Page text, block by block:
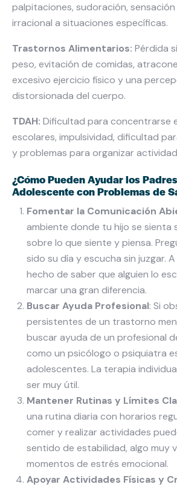
palpitaciones, sudoración,
irracional a situaciones específicas.
Trastornos Alimentarios: Pérdida
peso, evitación de comidas,
excesivo ejercicio físico y una
distorsionada del cuerpo.
TDAH: Dificultad para concentrarse
escolares, impulsividad, dificultad
y problemas para organizar
¿Cómo Pueden Ayudar los
Adolescente con Problemas de
Fomentar la Comunicación
ambiente donde tu hijo se sienta
sobre lo que siente y piensa.
sido su día y escucha sin juzgar.
hecho de saber que alguien lo
marcar una gran diferencia.
Buscar Ayuda Profesional: Si
persistentes de un trastorno
buscar ayuda de un profesional
como un psicólogo o psiquiatra
adolescentes. La terapia
ser muy útil.
Mantener Rutinas y Límites
una rutina diaria con horarios
comer y realizar actividades
sentido de estabilidad, algo muy
momentos de estrés emocional.
Apoyar Actividades Físicas y